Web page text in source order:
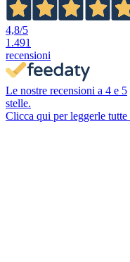
4,8/5
1.491
recensioni
Le nostre recensioni a 4 e 5
stelle.
Clicca qui per leggerle tutte